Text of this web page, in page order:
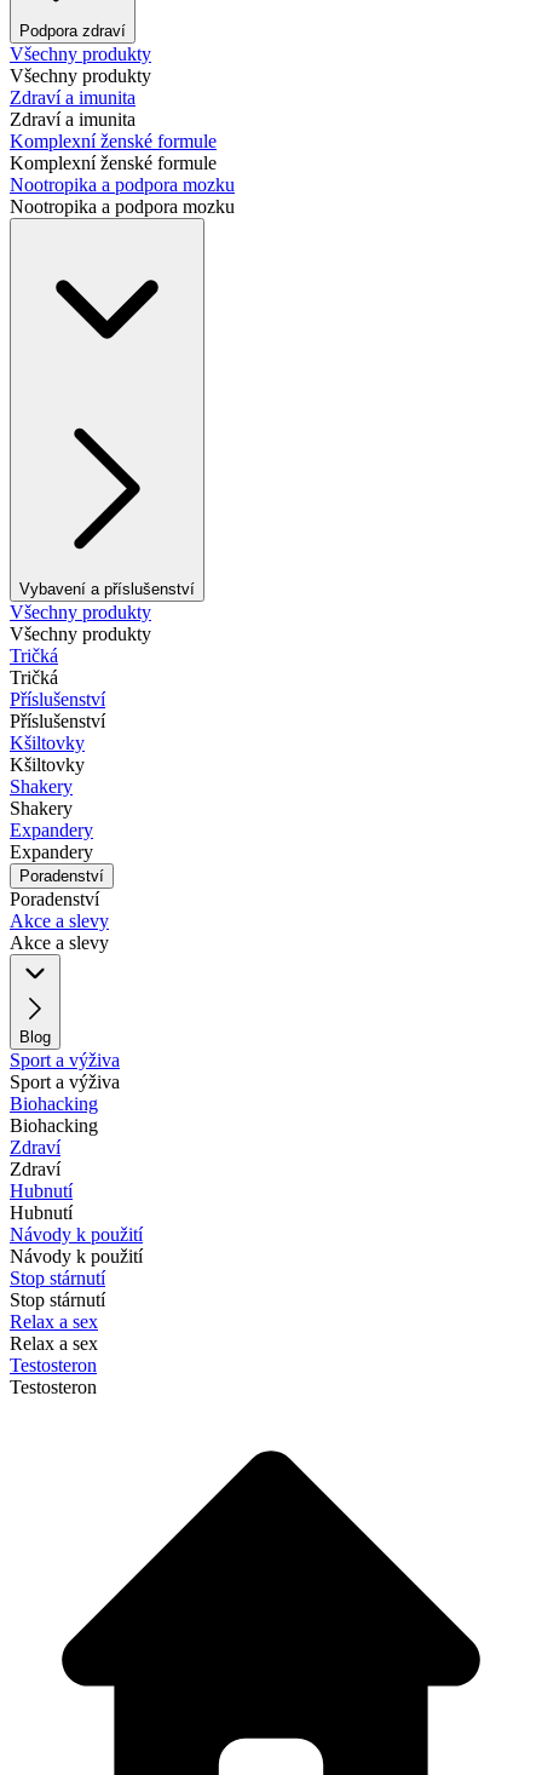
Podpora zdraví
Všechny produkty
Všechny produkty
Zdraví a imunita
Zdraví a imunita
Komplexní ženské formule
Komplexní ženské formule
Nootropika a podpora mozku
Nootropika a podpora mozku
Vybavení a příslušenství
Všechny produkty
Všechny produkty
Tričká
Tričká
Příslušenství
Příslušenství
Kšiltovky
Kšiltovky
Shakery
Shakery
Expandery
Expandery
Poradenství
Poradenství
Akce a slevy
Akce a slevy
Blog
Sport a výživa
Sport a výživa
Biohacking
Biohacking
Zdraví
Zdraví
Hubnutí
Hubnutí
Návody k použití
Návody k použití
Stop stárnutí
Stop stárnutí
Relax a sex
Relax a sex
Testosteron
Testosteron